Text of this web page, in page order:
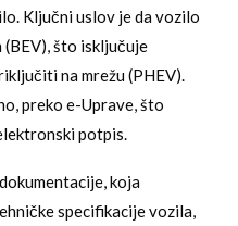
Ključni uslov je da vozilo
što isključuje
na mrežu (PHEV).
preko e-Uprave, što
potpis.
koja
specifikacije vozila,